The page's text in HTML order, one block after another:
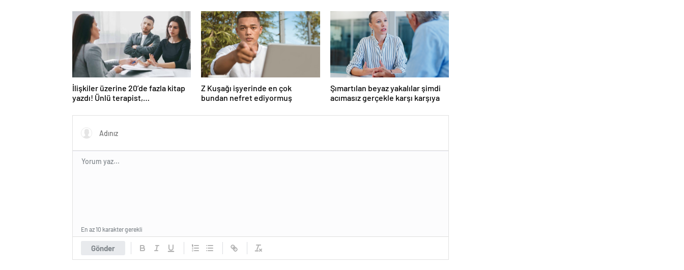
İlişkiler üzerine 20’de fazla kitap
yazdı! Ünlü terapist,
açıklıyor
Z Kuşağı işyerinde en çok
bundan nefret ediyormuş
Şımartılan beyaz yakalılar şimdi
acımasız gerçekle karşı karşıya
Gönder
En az 10 karakter gerekli